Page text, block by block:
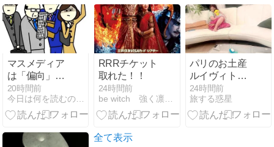
マスメディア
は「偏向」し
ている？
20時間前
今日は何を読むのやら？（雨彦の読み散らかしの記）
RRRチケット
取れた！！
24時間前
be witch 強く凛々しく逞しく
パリのお土産
ルイヴィトン
のマフラーに
再会
24時間前
旅する惑星
全て表示